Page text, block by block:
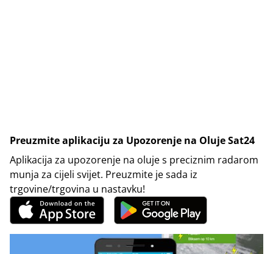
Preuzmite aplikaciju za Upozorenje na Oluje Sat24
Aplikacija za upozorenje na oluje s preciznim radarom
munja za cijeli svijet. Preuzmite je sada iz
trgovine/trgovina u nastavku!